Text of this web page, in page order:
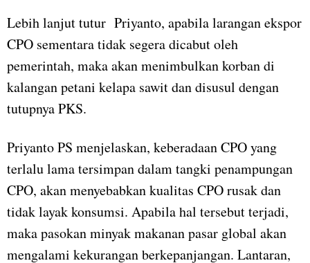
Lebih lanjut tutur Priyanto, apabila larangan ekspor
CPO sementara tidak segera dicabut oleh
pemerintah, maka akan menimbulkan korban di
kalangan petani kelapa sawit dan disusul dengan
tutupnya PKS.
Priyanto PS menjelaskan, keberadaan CPO yang
terlalu lama tersimpan dalam tangki penampungan
CPO, akan menyebabkan kualitas CPO rusak dan
tidak layak konsumsi. Apabila hal tersebut terjadi,
maka pasokan minyak makanan pasar global akan
mengalami kekurangan berkepanjangan. Lantaran,